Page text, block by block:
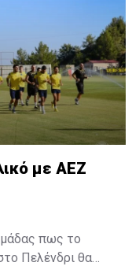
με ΑΕΖ
πως το
Πελένδρι θα